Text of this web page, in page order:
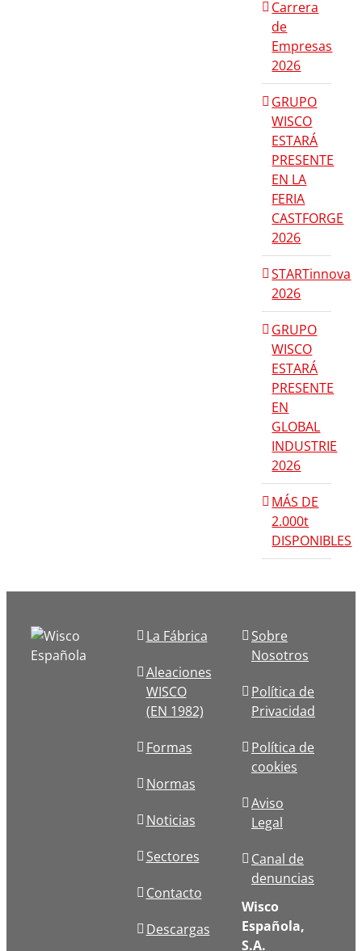
Carrera
de
Empresas
2026
GRUPO
WISCO
ESTARÁ
PRESENTE
EN LA
FERIA
CASTFORGE
2026
STARTinnova
2026
GRUPO
WISCO
ESTARÁ
PRESENTE
EN
GLOBAL
INDUSTRIE
2026
MÁS DE
2.000t
DISPONIBLES
La Fábrica
Aleaciones
WISCO
(EN 1982)
Formas
Normas
Noticias
Sectores
Contacto
Descargas
Sobre
Nosotros
Política de
Privacidad
Política de
cookies
Aviso
Legal
Canal de
denuncias
Wisco
Española,
S.A.